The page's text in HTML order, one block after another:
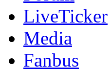
LiveTicker
Media
Fanbus